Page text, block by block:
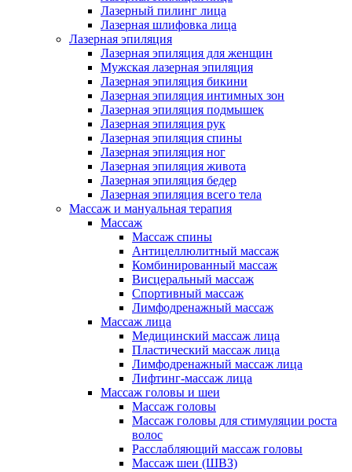
Лазерный пилинг лица
Лазерная шлифовка лица
Лазерная эпиляция
Лазерная эпиляция для женщин
Мужская лазерная эпиляция
Лазерная эпиляция бикини
Лазерная эпиляция интимных зон
Лазерная эпиляция подмышек
Лазерная эпиляция рук
Лазерная эпиляция спины
Лазерная эпиляция ног
Лазерная эпиляция живота
Лазерная эпиляция бедер
Лазерная эпиляция всего тела
Массаж и мануальная терапия
Массаж
Массаж спины
Антицеллюлитный массаж
Комбинированный массаж
Висцеральный массаж
Спортивный массаж
Лимфодренажный массаж
Массаж лица
Медицинский массаж лица
Пластический массаж лица
Лимфодренажный массаж лица
Лифтинг-массаж лица
Массаж головы и шеи
Массаж головы
Массаж головы для стимуляции роста
волос
Расслабляющий массаж головы
Массаж шеи (ШВЗ)